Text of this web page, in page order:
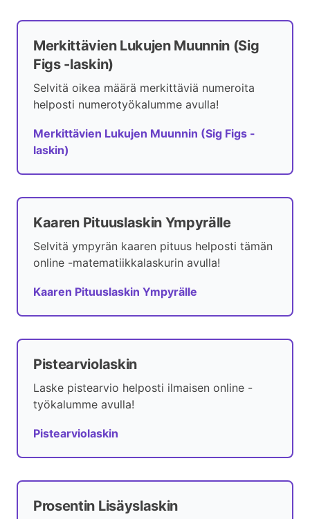
Merkittävien Lukujen Muunnin (Sig
Figs -laskin)
Selvitä oikea määrä merkittäviä numeroita
helposti numerotyökalumme avulla!
Merkittävien Lukujen Muunnin (Sig Figs -
laskin)
Kaaren Pituuslaskin Ympyrälle
Selvitä ympyrän kaaren pituus helposti tämän
online -matematiikkalaskurin avulla!
Kaaren Pituuslaskin Ympyrälle
Pistearviolaskin
Laske pistearvio helposti ilmaisen online -
työkalumme avulla!
Pistearviolaskin
Prosentin Lisäyslaskin